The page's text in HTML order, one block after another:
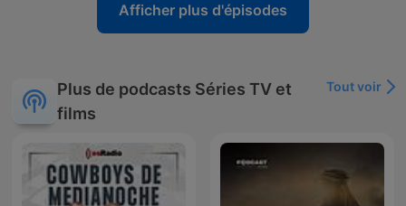
Afficher plus d'épisodes
Plus de podcasts Séries TV et
films
Tout voir